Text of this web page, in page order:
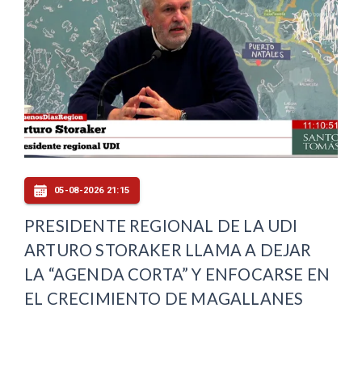
05-08-2026 21:15
PRESIDENTE REGIONAL DE LA UDI
ARTURO STORAKER LLAMA A DEJAR
LA “AGENDA CORTA” Y ENFOCARSE EN
EL CRECIMIENTO DE MAGALLANES